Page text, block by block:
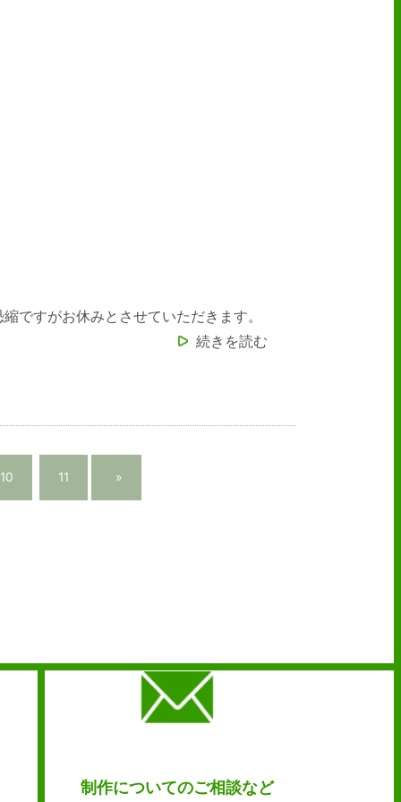
ですがお休みとさせていただきます。
続きを読む
10 11 »
制作についてのご相談など